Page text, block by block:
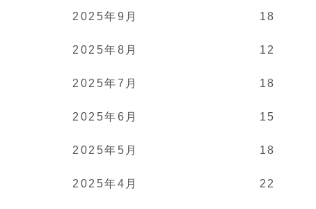
2025年9月 18
2025年8月 12
2025年7月 18
2025年6月 15
2025年5月 18
2025年4月 22